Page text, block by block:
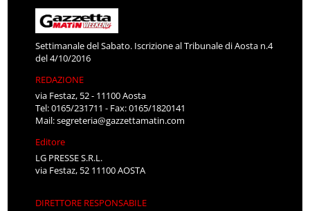
Settimanale del Sabato. Iscrizione al Tribunale di Aosta n.4
del 4/10/2016
REDAZIONE
via Festaz, 52 - 11100 Aosta
Tel: 0165/231711 - Fax: 0165/1820141
Mail:segreteria@gazzettamatin.com
Editore
LG PRESSE S.R.L.
via Festaz, 52 11100 AOSTA
DIRETTORE RESPONSABILE